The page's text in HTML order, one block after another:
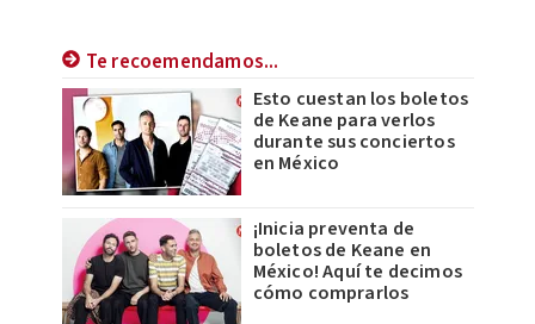
Te recoemendamos...
Esto cuestan los boletos
de Keane para verlos
durante sus conciertos
en México
¡Inicia preventa de
boletos de Keane en
México! Aquí te decimos
cómo comprarlos